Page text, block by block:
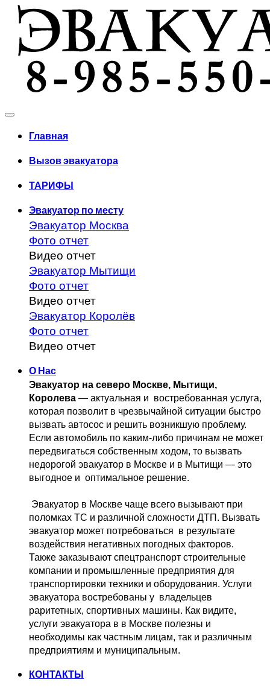
Главная
Вызов эвакуатора
ТАРИФЫ
Эвакуатор по месту
Эвакуатор Москва
Фото отчет
Видео отчет
Эвакуатор Мытищи
Фото отчет
Видео отчет
Эвакуатор Королёв
Фото отчет
Видео отчет
О Нас
Эвакуатор на северо Москве, Мытищи,
Королева — актуальная и востребованная услуга,
Если автомобиль по каким-либо причинам не может
передвигаться собственным ходом, то вызвать
недорогой эвакуатор в Москве и в Мытищи — это
выгодное и оптимальное решение.
поломках ТС и различной сложности ДТП. Вызвать
эвакуатор может потребоваться  в результате
воздействия негативных погодных факторов.
Также заказывают спецтранспорт строительные
компании и промышленные предприятия для
транспортировки техники и оборудования. Услуги
эвакуатора востребованы у  владельцев
раритетных, спортивных машины. Как видите,
услуги эвакуатора в в Москве полезны и
необходимы как частным лицам, так и различным
предприятиям и муниципальным.
КОНТАКТЫ